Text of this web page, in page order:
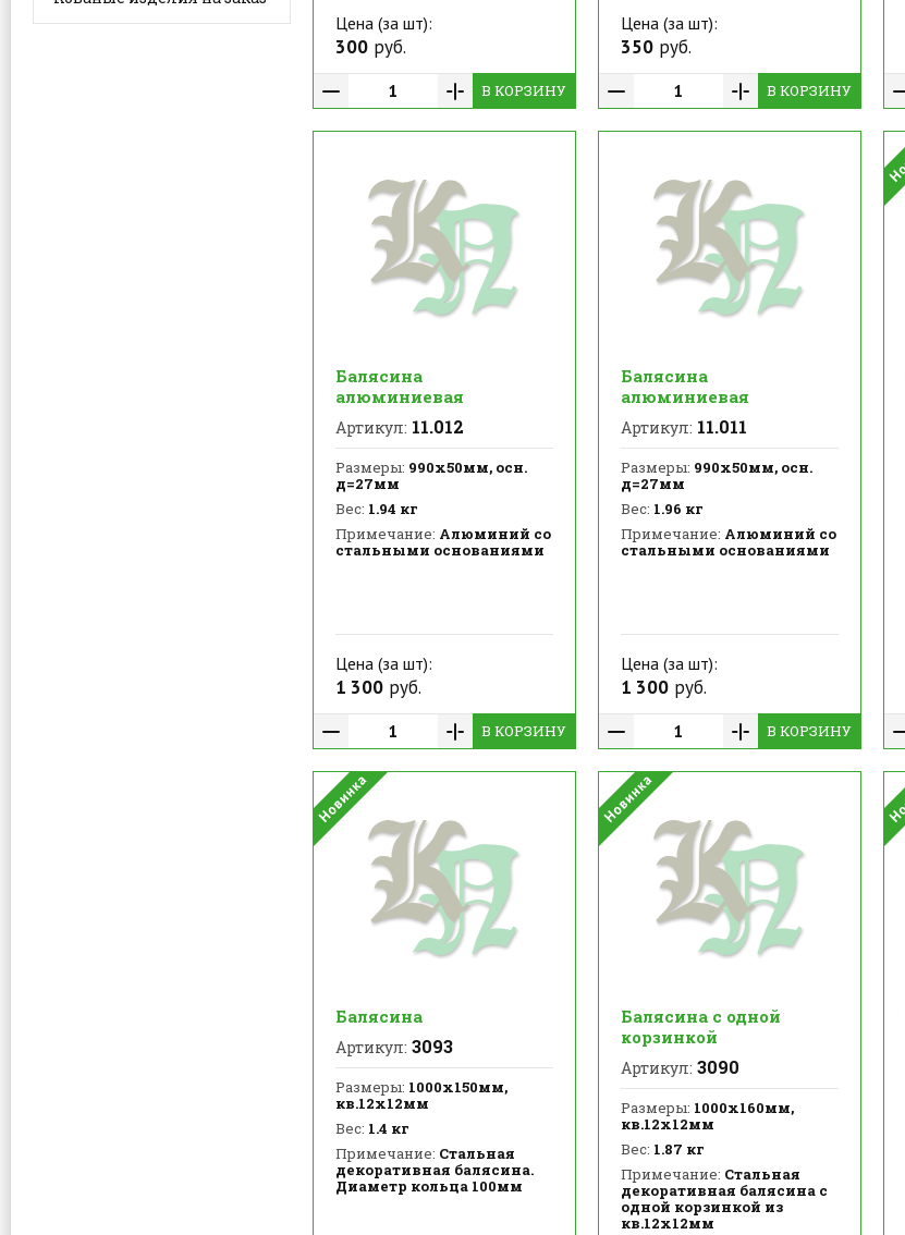
Цена (за шт):
300 руб.
В КОРЗИНУ
Цена (за шт):
350руб.
В КОРЗИНУ
Балясина
алюминиевая
Артикул: 11.012
Размеры: 990х50мм, осн.
д=27мм
Вес: 1.94 кг
Примечание: Алюминий со
стальными основаниями
Цена (за шт):
1 300 руб.
В КОРЗИНУ
Балясина
алюминиевая
Артикул: 11.011
Размеры: 990х50мм, осн.
д=27мм
Вес: 1.96 кг
Примечание: Алюминий со
стальными основаниями
Цена (за шт):
1 300руб.
В КОРЗИНУ
Балясина
Артикул: 3093
Размеры: 1000х150мм,
кв.12х12мм
Вес: 1.4 кг
Примечание: Стальная
декоративная балясина.
Диаметр кольца 100мм
Балясина с одной
корзинкой
Артикул: 3090
Размеры: 1000х160мм,
кв.12х12мм
Вес: 1.87 кг
Примечание: Стальная
декоративная балясина с
одной корзинкой из
кв.12х12мм